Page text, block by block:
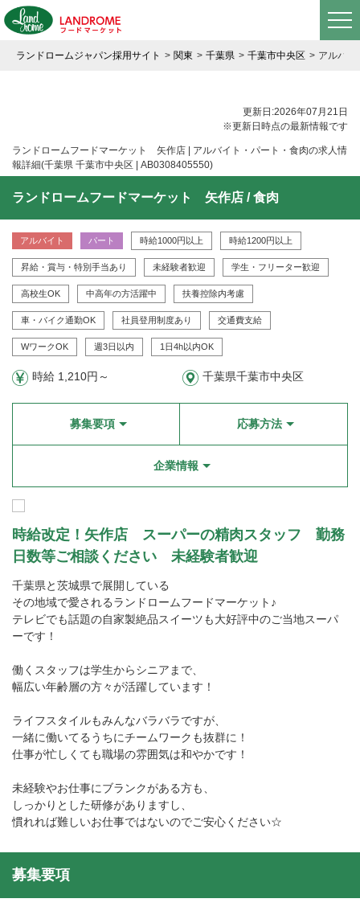
ランドロームジャパン採用サイト 関東 千葉県 千葉市中央区 アルバ
更新日:2026年07月21日
※更新日時点の最新情報です
ランドロームフードマーケット 矢作店 | アルバイト・パート・食肉の求人情
報詳細(千葉県 千葉市中央区 | AB0308405550)
ランドロームフードマーケット 矢作店 / 食肉
アルバイト パート 時給1000円以上 時給1200円以上
昇給・賞与・特別手当あり 未経験者歓迎 学生・フリーター歓迎
高校生OK 中高年の方活躍中 扶養控除内考慮
車・バイク通勤OK 社員登用制度あり 交通費支給
WワークOK 週3日以内 1日4h以内OK
時給 1,210円～ 千葉県千葉市中央区
募集要項 応募方法
企業情報
時給改定！矢作店 スーパーの精肉スタッフ 勤務
日数等ご相談ください 未経験者歓迎
千葉県と茨城県で展開している
その地域で愛されるランドロームフードマーケット♪
テレビでも話題の自家製絶品スイーツも大好評中のご当地スーパ
ーです！
働くスタッフは学生からシニアまで、
幅広い年齢層の方々が活躍しています！
ライフスタイルもみんなバラバラですが、
一緒に働いてるうちにチームワークも抜群に！
仕事が忙しくても職場の雰囲気は和やかです！
未経験やお仕事にブランクがある方も、
しっかりとした研修がありますし、
慣れれば難しいお仕事ではないのでご安心ください☆
募集要項